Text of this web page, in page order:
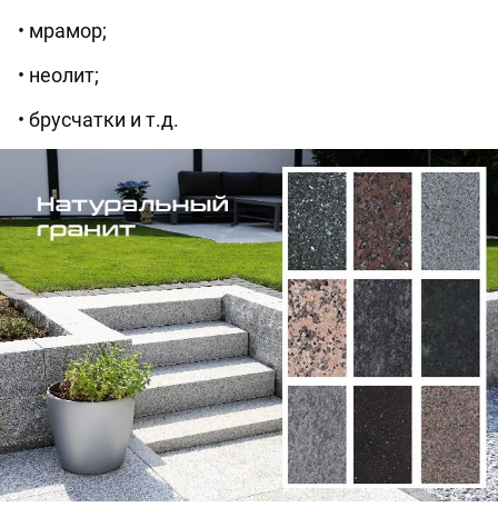
• мрамор;
• неолит;
• брусчатки и т.д.